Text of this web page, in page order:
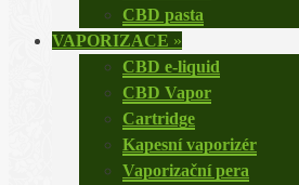
CBD pasta
VAPORIZACE »
CBD e-liquid
CBD Vapor
Cartridge
Kapesní vaporizér
Vaporizační pera